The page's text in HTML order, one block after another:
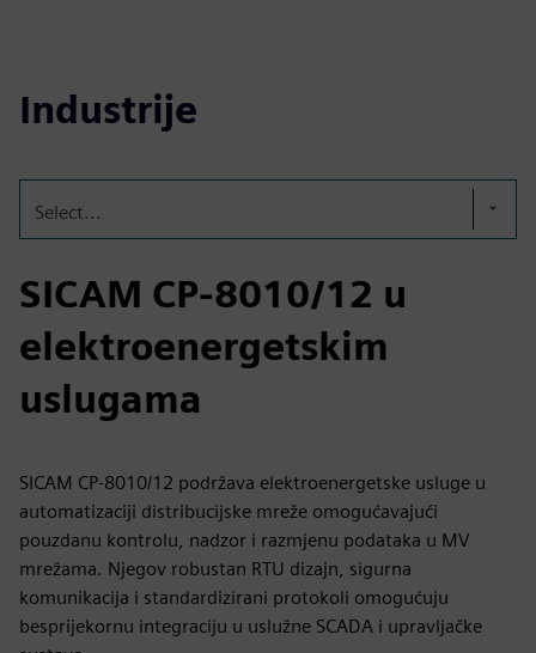
Industrije
Select...
SICAM CP-8010/12 u
elektroenergetskim
uslugama
SICAM CP-8010/12 podržava elektroenergetske usluge u
automatizaciji distribucijske mreže omogućavajući
pouzdanu kontrolu, nadzor i razmjenu podataka u MV
mrežama. Njegov robustan RTU dizajn, sigurna
komunikacija i standardizirani protokoli omogućuju
besprijekornu integraciju u uslužne SCADA i upravljačke